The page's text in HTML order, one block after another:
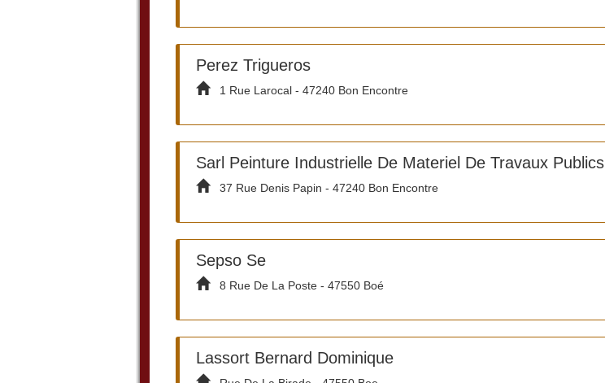
Perez Trigueros
1 Rue Larocal - 47240 Bon Encontre
Sarl Peinture Industrielle De Materiel De Travaux Publics
37 Rue Denis Papin - 47240 Bon Encontre
Sepso Se
8 Rue De La Poste - 47550 Boé
Lassort Bernard Dominique